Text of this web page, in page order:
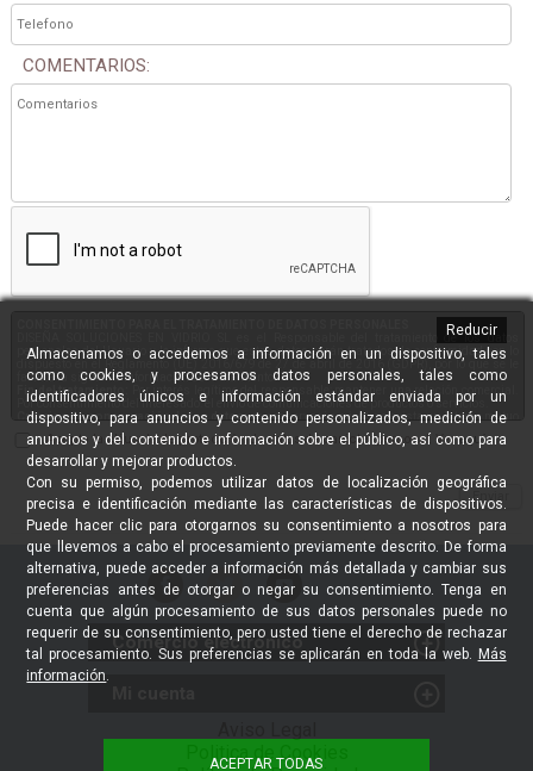
Almacenamos o accedemos a información en un dispositivo, tales
como cookies, y procesamos datos personales, tales como
identificadores únicos e información estándar enviada por un
dispositivo, para anuncios y contenido personalizados, medición de
anuncios y del contenido e información sobre el público, así como para
desarrollar y mejorar productos.
Con su permiso, podemos utilizar datos de localización geográfica
precisa e identificación mediante las características de dispositivos.
Puede hacer clic para otorgarnos su consentimiento a nosotros para
que llevemos a cabo el procesamiento previamente descrito. De forma
alternativa, puede acceder a información más detallada y cambiar sus
preferencias antes de otorgar o negar su consentimiento. Tenga en
cuenta que algún procesamiento de sus datos personales puede no
requerir de su consentimiento, pero usted tiene el derecho de rechazar
tal procesamiento. Sus preferencias se aplicarán en toda la web. Más
información.
Reducir
ACEPTAR TODAS
COMENTARIOS:
DISEÑA SOLUCIONES EN VIDRIO SL es el Responsable del tratamiento de los datos
personales del Usuario y le informa que estos datos serán tratados de conformidad con lo
dispuesto en el Reglamento (UE) 2016/679 de 27 de abril de 2016 (GDPR), por lo que se le
facilita la siguiente información del tratamiento:
Fin del tratamiento:
Por interés legítimo del responsable: mantener una relación comercial.
Por consentimiento del interesado: el envío de comunicaciones de productos o servicios.
Criterios de conservación de los datos:se conservarán mientras exista un interés mutuo
para mantener el fin del tratamiento y cuando ya no sea necesario para tal fin, se suprimirán
con medidas de seguridad adecuadas para garantizar la seudonimización de los datos o la
destrucción total de los mismos.
Comunicación de los datos:No se comunicarán los datos a terceros, salvo obligación
legal.
Derechos que asisten al Usuario:
Derecho a retirar el consentimiento en cualquier momento.
Derecho de acceso, rectificación, portabilidad y supresión de sus datos y a la
limitación u oposición al
su tratamiento.
Derecho a presentar una reclamación ante la Autoridad de control (agpd.es) si
considera que el
tratamiento no se ajusta a la normativa vigente.
Datos de contacto para ejercer sus derechos:
Dirección postal: DISEÑA SOLUCIONES EN VIDRIO SL. C/ Marco Polo, Nave 21 - 33211
GIJON (ASTURIAS)
Email: info@solucionesenvidrio.es
Acepto la cláusula de protección de datos de carácter personal. Veraquí
Comercio electrónico
DEVOLUCIONES - DESISTIMIENTO
Instaladores Profesionales
Política de Venta / Devoluciones
Mis datos
Politica de Cookies